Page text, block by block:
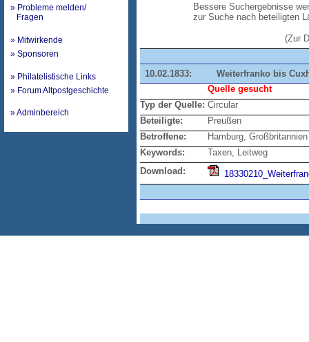
» Probleme melden/
Fragen
» Mitwirkende
» Sponsoren
» Philatelistische Links
» Forum Altpostgeschichte
» Adminbereich
Bessere Suchergebnisse
zur Suche nach beteiligten
(Zur
10.02.1833:
Weiterfranko bis
Quelle gesucht
Typ der Quelle: Circular
Beteiligte:
Preußen
Betroffene:
Hamburg, Großbritannien
Keywords:
Taxen, Leitweg
Download: